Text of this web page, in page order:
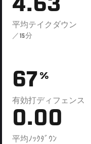
4.63
平均テイクダウン
／15分
67 %
有効打ディフェンス
0.00
平均ﾉｯｸﾀﾞｳﾝ